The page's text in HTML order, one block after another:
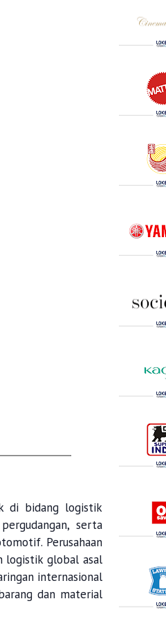
di bidang logistik
serta
Perusahaan
logistik global asal
internasional
dan material